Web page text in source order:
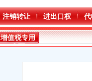
注销转让 进出口权
增值税专用
发票